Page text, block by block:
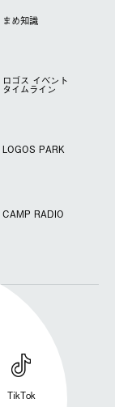
まめ知識
ロゴス イベント
タイムライン
LOGOS PARK
CAMP RADIO
TikTok